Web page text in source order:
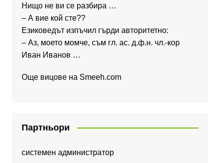
Нищо не ви се разбира …
– А вие кой сте??
Езиковедът изпъчил гърди авторитетно:
– Аз, моето момче, съм гл. ас. д.ф.н. чл.-кор
Иван Иванов …
Още вицове на Smeeh.com
Партньори
системен администратор